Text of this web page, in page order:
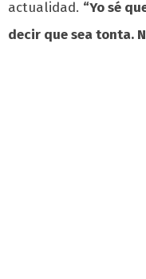
actualidad. “Yo sé
decir que sea tonta.